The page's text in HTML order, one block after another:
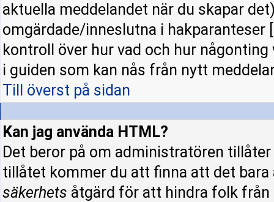
aktuella meddelandet när du skapar
omgärdade/inneslutna i hakparanteser
kontroll över hur vad och hur
i guiden som kan nås från nytt
Till överst på sidan
Kan jag använda HTML?
Det beror på om administratören
tillåtet kommer du att finna att det
säkerhets åtgärd för att hindra folk